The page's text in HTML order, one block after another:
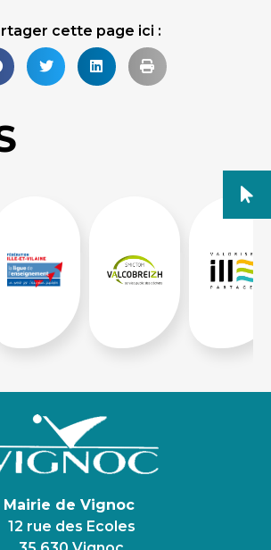
cette page ici :
Mairie de Vignoc
12 rue des Ecoles